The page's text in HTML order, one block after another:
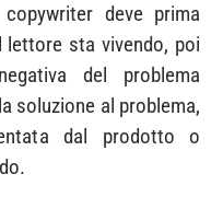
deve prima
lettore sta vivendo, poi
del problema
soluzione al problema,
dal prodotto o